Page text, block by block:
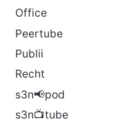
Office
Peertube
Publii
Recht
s3n📢pod
s3n📺tube